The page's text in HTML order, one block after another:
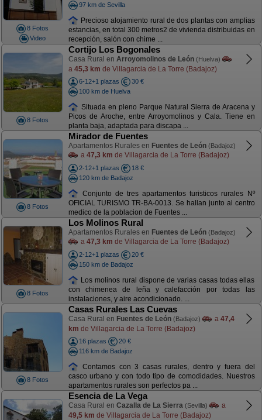
8 Fotos
Video
97 km de Sevilla
Precioso alojamiento rural de dos plantas con amplias
estancias, en total 300 metros2 de vivienda distribuidas en
recepción, salón con chime ...
8 Fotos
Cortijo Los Bogonales
Casa Rural en Arroyomolinos de León (Huelva)
a 45,3 km de Villagarcia de La Torre (Badajoz)
6-12+1 plazas
30 €
100 km de Huelva
Situada en pleno Parque Natural Sierra de Aracena y
Picos de Aroche, entre Arroyomolinos y Cala. Tiene en
planta baja, adaptada para discapa ...
8 Fotos
Mirador de Fuentes
Apartamentos Rurales en Fuentes de León (Badajoz)
a 47,3 km de Villagarcia de La Torre (Badajoz)
2-12+1 plazas
18 €
120 km de Badajoz
Conjunto de tres apartamentos turisticos rurales Nº
OFICIAL TURISMO TR-BA-0013. Se hallan junto al centro
medico de la poblacion de Fuentes ...
8 Fotos
Los Molinos Rural
Apartamentos Rurales en Fuentes de León (Badajoz)
a 47,3 km de Villagarcia de La Torre (Badajoz)
2-12+1 plazas
20 €
150 km de Badajoz
Los molinos rural dispone de varias casas todas ellas
con chimenea de leña y calefacción por todas las
instalaciones, y aire acondicionado. ...
8 Fotos
Casas Rurales Las Cuevas
Casa Rural en Fuentes de León (Badajoz) a 47,4
km de Villagarcia de La Torre (Badajoz)
16 plazas
20 €
116 km de Badajoz
Contamos con 3 casas rurales, dentro y fuera del
casco urbano y con todo tipo de comodidades. Nuestros
apartamentos rurales son perfectos pa ...
Esencia de La Vega
Casa Rural en Cazalla de La Sierra (Sevilla)
a
49,5 km de Villagarcia de La Torre (Badajoz)